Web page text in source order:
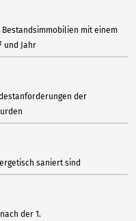
mit einem
und Jahr
der
saniert sind
der 1.